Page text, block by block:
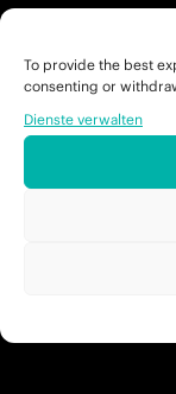
To provide the best
consenting or
Dienste verwalten